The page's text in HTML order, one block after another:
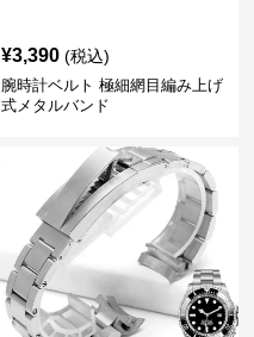
¥3,390 (税込)
腕時計ベルト 極細網目編み上げ
式メタルバンド